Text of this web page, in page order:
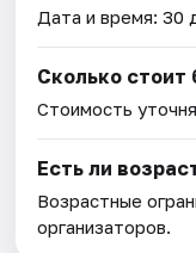
Дата и время:30
Сколько стоит
Стоимость
Есть ли
Возрастные
организаторов.